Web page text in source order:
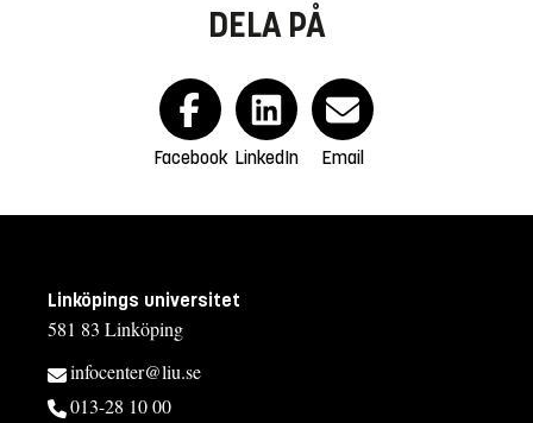
DELA PÅ
Facebook LinkedIn Email
Linköpings universitet
581 83 Linköping
infocenter@liu.se
013-28 10 00